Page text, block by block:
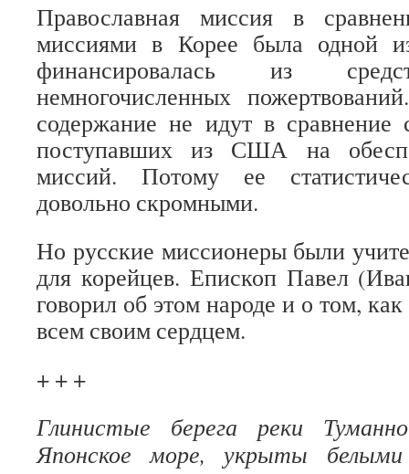
Православная миссия в
миссиями в Корее была одной
финансировалась из
немногочисленных
содержание не идут в сравнение
поступавших из США на
миссий. Потому ее
довольно скромными.
Но русские миссионеры были
для корейцев. Епископ Павел
говорил об этом народе и о том,
всем своим сердцем.
+ + +
Глинистые берега реки
Японское море, укрыты